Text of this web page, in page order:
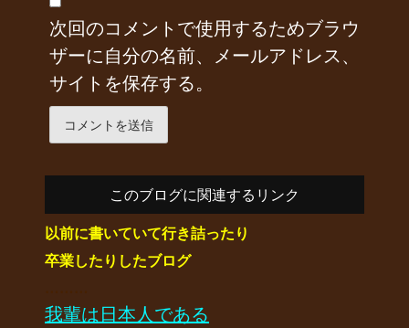
次回のコメントで使用するためブラウ
ザーに自分の名前、メールアドレス、
サイトを保存する。
このブログに関連するリンク
以前に書いていて行き詰ったり
卒業したりしたブログ
我輩は日本人である